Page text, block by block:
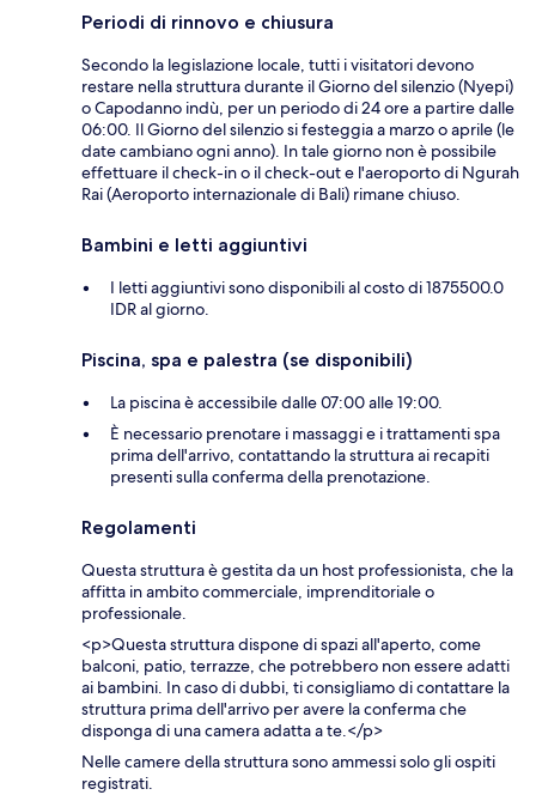
Periodi di rinnovo e chiusura
Secondo la legislazione locale, tutti i visitatori devono
restare nella struttura durante il Giorno del silenzio (Nyepi)
o Capodanno indù, per un periodo di 24 ore a partire dalle
06:00. Il Giorno del silenzio si festeggia a marzo o aprile (le
date cambiano ogni anno). In tale giorno non è possibile
effettuare il check-in o il check-out e l'aeroporto di Ngurah
Rai (Aeroporto internazionale di Bali) rimane chiuso.
Bambini e letti aggiuntivi
I letti aggiuntivi sono disponibili al costo di 1875500.0
IDR al giorno.
Piscina, spa e palestra (se disponibili)
La piscina è accessibile dalle 07:00 alle 19:00.
È necessario prenotare i massaggi e i trattamenti spa
prima dell'arrivo, contattando la struttura ai recapiti
presenti sulla conferma della prenotazione.
Regolamenti
Questa struttura è gestita da un host professionista, che la
affitta in ambito commerciale, imprenditoriale o
professionale.
<p>Questa struttura dispone di spazi all'aperto, come
balconi, patio, terrazze, che potrebbero non essere adatti
ai bambini. In caso di dubbi, ti consigliamo di contattare la
struttura prima dell'arrivo per avere la conferma che
disponga di una camera adatta a te.</p>
Nelle camere della struttura sono ammessi solo gli ospiti
registrati.